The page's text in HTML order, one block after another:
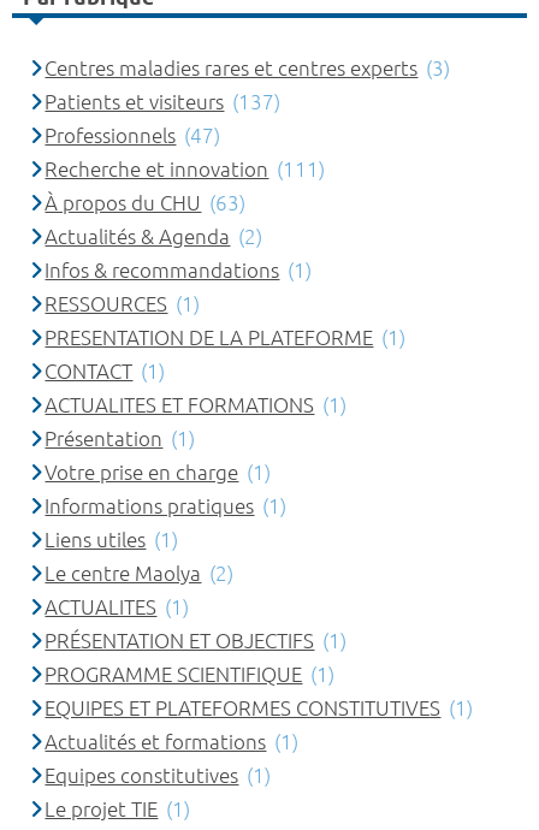
Centres maladies rares et centres experts (3)
Patients et visiteurs (137)
Professionnels (47)
Recherche et innovation (111)
À propos du CHU (63)
Actualités & Agenda (2)
Infos & recommandations (1)
RESSOURCES (1)
PRESENTATION DE LA PLATEFORME (1)
CONTACT (1)
ACTUALITES ET FORMATIONS (1)
Présentation (1)
Votre prise en charge (1)
Informations pratiques (1)
Liens utiles (1)
Le centre Maolya (2)
ACTUALITES (1)
PRÉSENTATION ET OBJECTIFS (1)
PROGRAMME SCIENTIFIQUE (1)
EQUIPES ET PLATEFORMES CONSTITUTIVES (1)
Actualités et formations (1)
Equipes constitutives (1)
Le projet TIE (1)